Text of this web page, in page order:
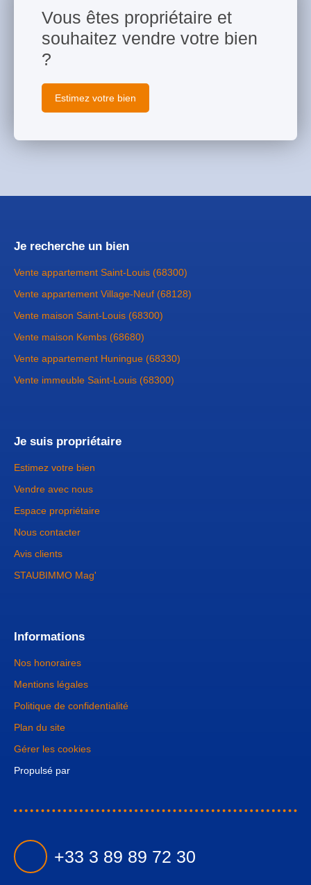
Vous êtes propriétaire et
souhaitez vendre votre bien
?
Estimez votre bien
Je recherche un bien
Vente appartement Saint-Louis (68300)
Vente appartement Village-Neuf (68128)
Vente maison Saint-Louis (68300)
Vente maison Kembs (68680)
Vente appartement Huningue (68330)
Vente immeuble Saint-Louis (68300)
Je suis propriétaire
Estimez votre bien
Vendre avec nous
Espace propriétaire
Nous contacter
Avis clients
STAUBIMMO Mag'
Informations
Nos honoraires
Mentions légales
Politique de confidentialité
Plan du site
Gérer les cookies
Propulsé par
+33 3 89 89 72 30